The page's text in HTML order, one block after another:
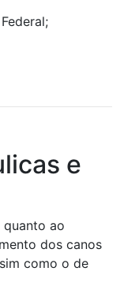
e
quanto ao
dos canos
como o de